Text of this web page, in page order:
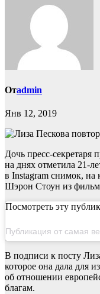
Отadmin
Янв 12, 2019
Дочь пресс-секретаря
на днях отметила 21-
в Instagram снимок, на
Шэрон Стоун из
Посмотреть эту
В подписи к посту
которое она дала для
об отношении
благам.